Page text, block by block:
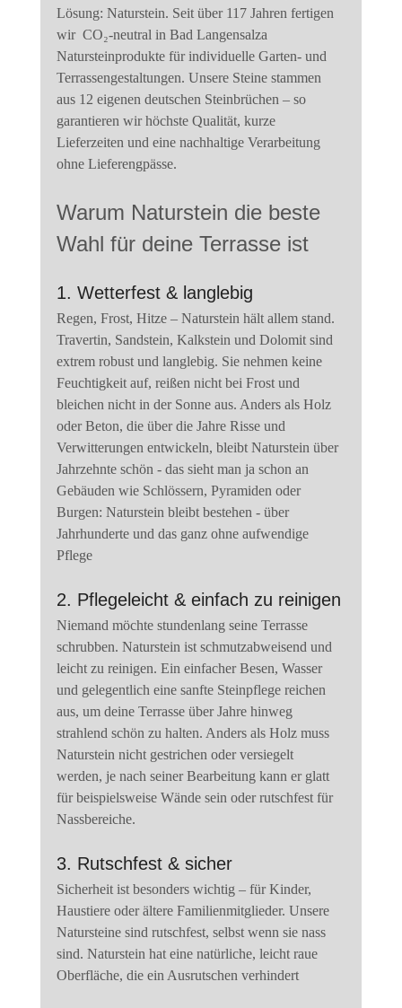
Lösung: Naturstein. Seit über 117 Jahren fertigen
wir  CO₂-neutral in Bad Langensalza
Natursteinprodukte für individuelle Garten- und
Terrassengestaltungen. Unsere Steine stammen
aus 12 eigenen deutschen Steinbrüchen – so
garantieren wir höchste Qualität, kurze
Lieferzeiten und eine nachhaltige Verarbeitung
ohne Lieferengpässe.
Warum Naturstein die beste
Wahl für deine Terrasse ist
1. Wetterfest & langlebig
Regen, Frost, Hitze – Naturstein hält allem stand.
Travertin, Sandstein, Kalkstein und Dolomit sind
extrem robust und langlebig. Sie nehmen keine
Feuchtigkeit auf, reißen nicht bei Frost und
bleichen nicht in der Sonne aus. Anders als Holz
oder Beton, die über die Jahre Risse und
Verwitterungen entwickeln, bleibt Naturstein über
Jahrzehnte schön - das sieht man ja schon an
Gebäuden wie Schlössern, Pyramiden oder
Burgen: Naturstein bleibt bestehen - über
Jahrhunderte und das ganz ohne aufwendige
Pflege
2. Pflegeleicht & einfach zu reinigen
Niemand möchte stundenlang seine Terrasse
schrubben. Naturstein ist schmutzabweisend und
leicht zu reinigen. Ein einfacher Besen, Wasser
und gelegentlich eine sanfte Steinpflege reichen
aus, um deine Terrasse über Jahre hinweg
strahlend schön zu halten. Anders als Holz muss
Naturstein nicht gestrichen oder versiegelt
werden, je nach seiner Bearbeitung kann er glatt
für beispielsweise Wände sein oder rutschfest für
Nassbereiche.
3. Rutschfest & sicher
Sicherheit ist besonders wichtig – für Kinder,
Haustiere oder ältere Familienmitglieder. Unsere
Natursteine sind rutschfest, selbst wenn sie nass
sind. Naturstein hat eine natürliche, leicht raue
Oberfläche, die ein Ausrutschen verhindert